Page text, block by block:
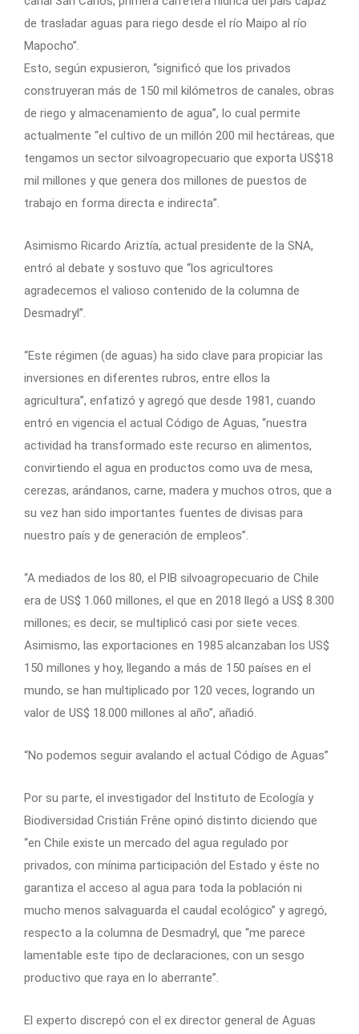
de trasladar aguas para riego desde el río Maipo al río
Mapocho”.
Esto, según expusieron, “significó que los privados
construyeran más de 150 mil kilómetros de canales, obras
de riego y almacenamiento de agua”, lo cual permite
actualmente “el cultivo de un millón 200 mil hectáreas, que
tengamos un sector silvoagropecuario que exporta US$18
mil millones y que genera dos millones de puestos de
trabajo en forma directa e indirecta”.
Asimismo Ricardo Ariztía, actual presidente de la SNA,
entró al debate y sostuvo que “los agricultores
agradecemos el valioso contenido de la columna de
Desmadryl”.
“Este régimen (de aguas) ha sido clave para propiciar las
inversiones en diferentes rubros, entre ellos la
agricultura”, enfatizó y agregó que desde 1981, cuando
entró en vigencia el actual Código de Aguas, “nuestra
actividad ha transformado este recurso en alimentos,
convirtiendo el agua en productos como uva de mesa,
cerezas, arándanos, carne, madera y muchos otros, que a
su vez han sido importantes fuentes de divisas para
nuestro país y de generación de empleos”.
“A mediados de los 80, el PIB silvoagropecuario de Chile
era de US$ 1.060 millones, el que en 2018 llegó a US$ 8.300
millones; es decir, se multiplicó casi por siete veces.
Asimismo, las exportaciones en 1985 alcanzaban los US$
150 millones y hoy, llegando a más de 150 países en el
mundo, se han multiplicado por 120 veces, logrando un
valor de US$ 18.000 millones al año”, añadió.
“No podemos seguir avalando el actual Código de Aguas”
Por su parte, el investigador del Instituto de Ecología y
Biodiversidad Cristián Frêne opinó distinto diciendo que
“en Chile existe un mercado del agua regulado por
privados, con mínima participación del Estado y éste no
garantiza el acceso al agua para toda la población ni
mucho menos salvaguarda el caudal ecológico” y agregó,
respecto a la columna de Desmadryl, que “me parece
lamentable este tipo de declaraciones, con un sesgo
productivo que raya en lo aberrante”.
El experto discrepó con el ex director general de Aguas